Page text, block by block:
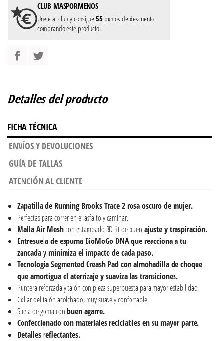
CLUB MASPORMENOS
Únete al club y consigue55 puntos de descuento
comprando este producto.
Detalles del producto
FICHA TÉCNICA
ENVÍOS Y DEVOLUCIONES
GUÍA DE TALLAS
ATENCIÓN AL CLIENTE
Zapatilla de Running Brooks Trace 2 rosa oscuro de mujer.
Perfectas para correr en el asfalto y caminar.
Malla Air Meshcon estampado 3D fit de buen ajuste y traspiración.
Entresuela de espuma BioMoGo DNAque reacciona a tu
zancada y minimiza el impacto de cada paso.
Tecnología Segmented Creash Pad con almohadilla de choque
que amortigua el aterrizaje y suaviza las transiciones.
Puntera reforzada y talón con pieza superpuesta para mayor estabilidad.
Collar del talón acolchado, muy suave y confortable.
Suela de goma con buenagarre.
Confeccionado con materiales reciclables en su mayor parte.
Detalles reflectantes.